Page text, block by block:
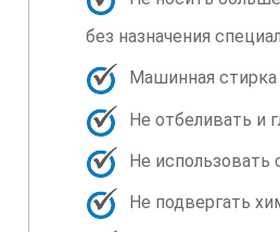
без назначения
Машинная стирка
Не отбеливать и
Не использовать
Не подвергать